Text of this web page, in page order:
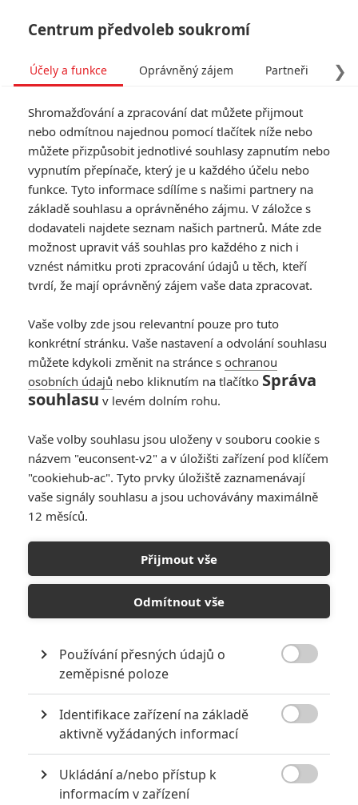
Tag: Dan Stevens
ČLÁNKY FILMY(0) OSOBY(1) VIDEA (0)
Onslaught: Akční
střet se supervojáky
se pochlubil novým
Anarvin | 28.07.2026 11:00
Onslaught: Adria
Arjona si v drsném
supervojáky
Anarvin | 02.06.2026 18:57
řežby s hororem
vydal první
upoutávku
Anarvin | 30.05.2026 23:01
NEPŘEHLÉDNĚTE
Mlátička s copánkem aneb nejlepší filmy Stevena Seagala
| 13.07.2020 18:07
Kdysi hvězda akčních filmů, dnes král
céčkových slátanin, protagonista bizarní
policejní reality show nebo zvláštní
Centrum předvoleb soukromí
❯
Účely a funkce Oprávněný zájem Partneři
Shromažďování a zpracování dat můžete přijmout
nebo odmítnou najednou pomocí tlačítek níže nebo
můžete přizpůsobit jednotlivé souhlasy zapnutím nebo
vypnutím přepínače, který je u každého účelu nebo
funkce. Tyto informace sdílíme s našimi partnery na
základě souhlasu a oprávněného zájmu. V záložce s
dodavateli najdete seznam našich partnerů. Máte zde
možnost upravit váš souhlas pro každého z nich i
vznést námitku proti zpracování údajů u těch, kteří
tvrdí, že mají oprávněný zájem vaše data zpracovat.
Vaše volby zde jsou relevantní pouze pro tuto
konkrétní stránku. Vaše nastavení a odvolání souhlasu
můžete kdykoli změnit na stránce s ochranou
osobních údajů nebo kliknutím na tlačítko Správa
souhlasu v levém dolním rohu.
Vaše volby souhlasu jsou uloženy v souboru cookie s
názvem "euconsent-v2" a v úložišti zařízení pod klíčem
"cookiehub-ac". Tyto prvky úložiště zaznamenávají
vaše signály souhlasu a jsou uchovávány maximálně
12 měsíců.
Přijmout vše
Odmítnout vše
Používání přesných údajů o
zeměpisné poloze
Identifikace zařízení na základě
aktivně vyžádaných informací
Ukládání a/nebo přístup k
informacím v zařízení